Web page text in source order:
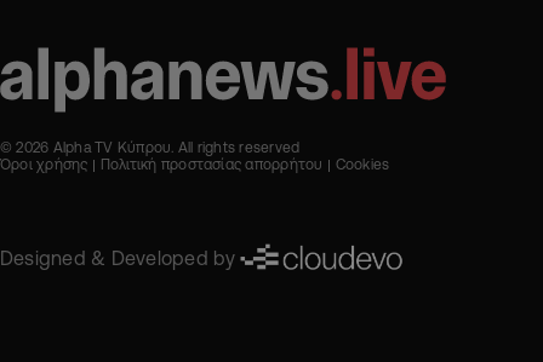
© 2026 Alpha TV Κύπρου. All rights reserved
Όροι χρήσης
Πολιτική προστασίας απορρήτου Cookies
Designed & Developed by